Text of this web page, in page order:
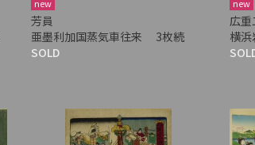
new
芳員
亜墨利加国蒸気車往来 3枚続
SOLD
new
広
横